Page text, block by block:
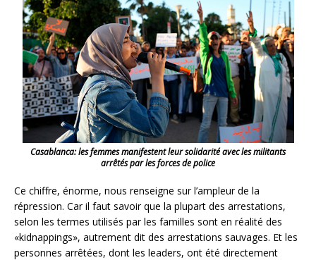
Casablanca: les femmes manifestent leur solidarité avec les militants
arrêtés par les forces de police
Ce chiffre, énorme, nous renseigne sur l’ampleur de la
répression. Car il faut savoir que la plupart des arrestations,
selon les termes utilisés par les familles sont en réalité des
«kidnappings», autrement dit des arrestations sauvages. Et les
personnes arrêtées, dont les leaders, ont été directement